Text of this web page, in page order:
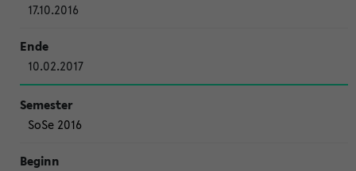
17.10.2016
10.02.2017
SoSe 2016